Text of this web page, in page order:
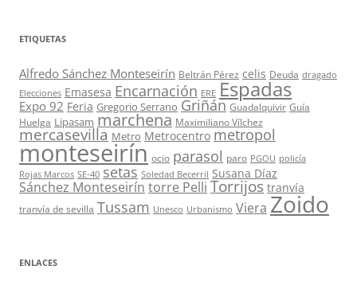
ETIQUETAS
Alfredo Sánchez Monteseirín Beltrán Pérez celis Deuda dragado
Elecciones Emasesa Encarnación ERE Espadas
Expo 92 Feria Gregorio Serrano Griñán Guadalquivir Guía
Huelga Lipasam marchena Maximiliano Vílchez
mercasevilla Metro Metrocentro metropol
monteseirín ocio parasol paro PGOU policía
Rojas Marcos SE-40 setas Soledad Becerril Susana Díaz
Sánchez Monteseirín torre Pelli Torrijos tranvía
tranvía de sevilla Tussam Unesco Urbanismo Viera Zoido
ENLACES